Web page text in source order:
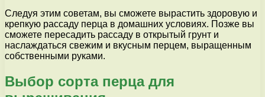
Следуя этим советам, вы сможете вырастить здоровую и
крепкую рассаду перца в домашних условиях. Позже вы
сможете пересадить рассаду в открытый грунт и
наслаждаться свежим и вкусным перцем, выращенным
собственными руками.
Выбор сорта перца для